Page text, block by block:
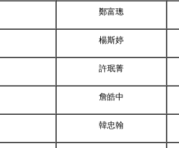
鄭富璁
楊斯婷
許珉菁
詹皓中
韓忠翰